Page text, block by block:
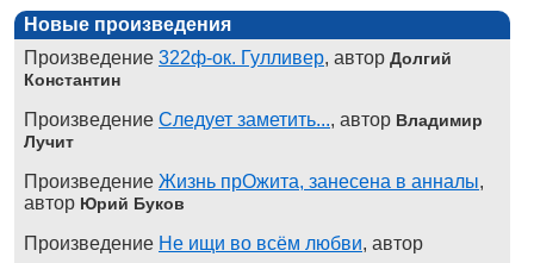
Новые произведения
Произведение 322ф-ок. Гулливер, автор Долгий
Константин
Произведение Следует заметить..., автор Владимир
Лучит
Произведение Жизнь прОжита, занесена в анналы,
автор Юрий Буков
Произведение Не ищи во всём любви, автор